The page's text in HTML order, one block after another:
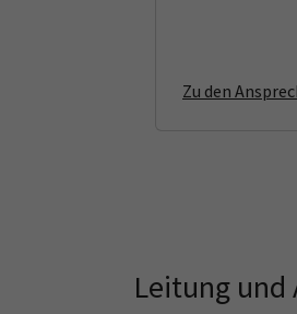
Zu den
Leitung